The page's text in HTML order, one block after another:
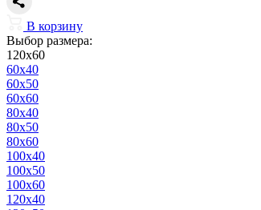
В корзину
Выбор размера:
120x60
60x40
60x50
60x60
80x40
80x50
80x60
100x40
100x50
100x60
120x40